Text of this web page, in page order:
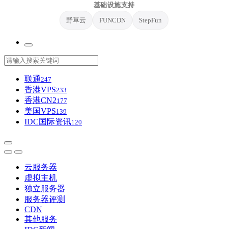
基础设施支持
野草云
FUNCDN StepFun
联通247
香港VPS233
香港CN2177
美国VPS139
IDC国际资讯120
云服务器
虚拟主机
独立服务器
服务器评测
CDN
其他服务